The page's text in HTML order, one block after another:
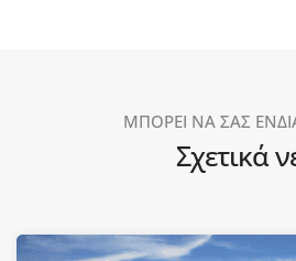
ΜΠΟΡΕΙ ΝΑ ΣΑΣ
Σχετικά